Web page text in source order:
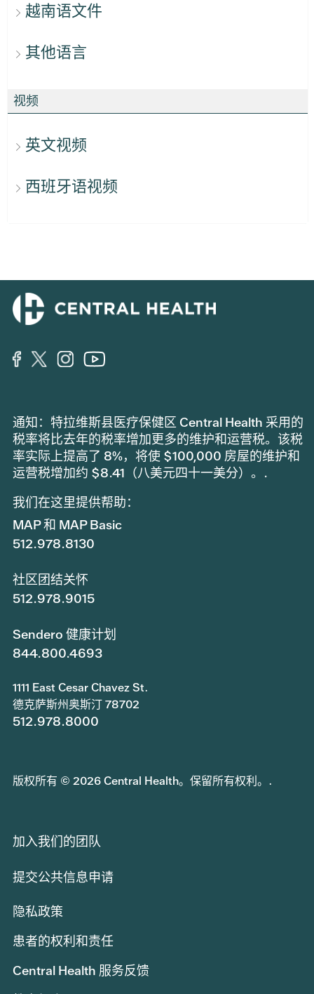
越南语文件
其他语言
视频
英文视频
西班牙语视频
通知：特拉维斯县医疗保健区 Central Health 采用的
税率将比去年的税率增加更多的维护和运营税。该税
率实际上提高了 8%，将使 $100,000 房屋的维护和
运营税增加约 $8.41（八美元四十一美分）。.
我们在这里提供帮助：
MAP 和 MAP Basic
512.978.8130
社区团结关怀
512.978.9015
Sendero 健康计划
844.800.4693
1111 East Cesar Chavez St.
德克萨斯州奥斯汀 78702
512.978.8000
版权所有 © 2026 Central Health。保留所有权利。.
加入我们的团队
提交公共信息申请
隐私政策
患者的权利和责任
Central Health 服务反馈